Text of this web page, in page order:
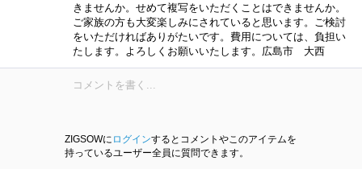
きませんか。せめて複写をいただくことはできませんか。
ご家族の方も大変楽しみにされていると思います。ご検討
をいただければありがたいです。費用については、負担い
たします。よろしくお願いいたします。広島市 大西
ZIGSOWに ログインするとコメントやこのアイテムを
持っているユーザー全員に質問できます。